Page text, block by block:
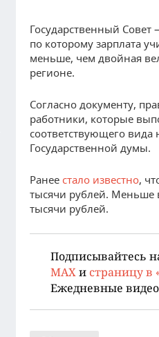
Государственный Совет
по которому зарплата
меньше, чем двойная
регионе.
Согласно документу,
работники, которые
соответствующего
Государственной думы.
Ранее стало известно,
тысячи рублей. Меньше
тысячи рублей.
Подписывайтесь
MAXи страницу в
Ежедневные